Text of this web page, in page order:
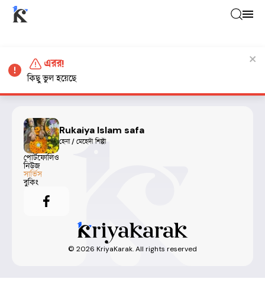
Rukaiya Islam safa
হেনা / মেহেদী শিল্পী
পোর্টফোলিও
নিউজ
সার্ভিস
বুকিং
© 2026 KriyaKarak. All rights reserved
এরর!
কিছু ভুল হয়েছে